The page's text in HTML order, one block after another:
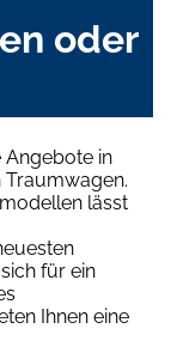
oder
Angebote in
Traumwagen.
lässt
für ein
Ihnen eine